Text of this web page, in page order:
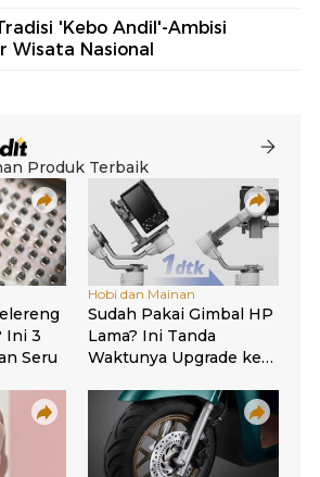
'Kebo Andil'-Ambisi
Wisata Nasional